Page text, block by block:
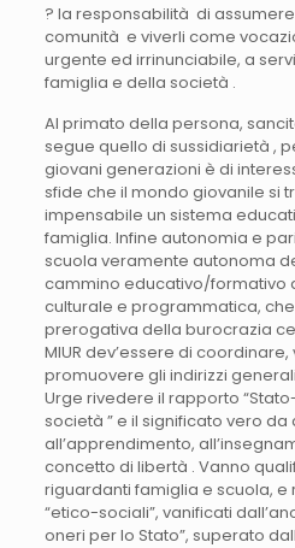
? la responsabilità di
comunità e viverli come
urgente ed irrinunciabile, a
famiglia e della società .
Al primato della persona,
segue quello di sussidiarietà ,
giovani generazioni è di
sfide che il mondo giovanile si
impensabile un sistema
famiglia. Infine autonomia e
scuola veramente autonoma
cammino educativo/formativo
culturale e programmatica,
prerogativa della burocrazia
MIUR dev’essere di
promuovere gli indirizzi
Urge rivedere il rapporto
società ” e il significato vero
all’apprendimento,
concetto di libertà . Vanno
riguardanti famiglia e scuola,
“etico-sociali”, vanificati
oneri per lo Stato”, superato